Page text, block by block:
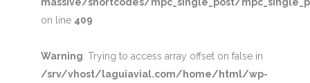
on line 409
Warning: Trying to access array offset on false in
/srv/vhost/laguiavial.com/home/html/wp-